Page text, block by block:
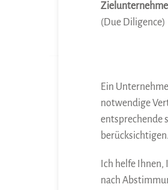
(Due Diligence)
Ein
notwendige
entsprechende
berücksichtigen.
Ich helfe
nach